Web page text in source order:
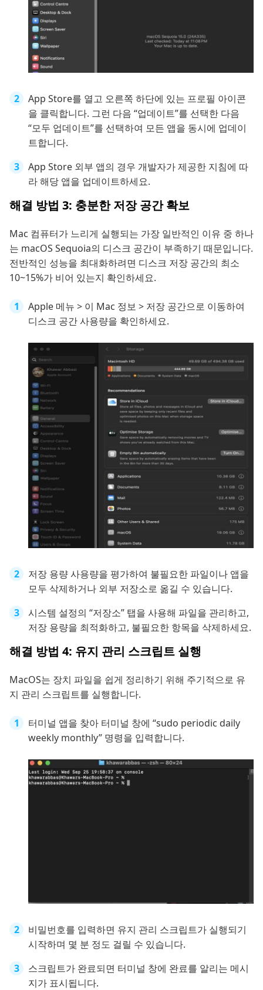
App Store를 열고 오른쪽 하단에 있는 프로필 아이콘
을 클릭합니다. 그런 다음 “업데이트”를 선택한 다음
“모두 업데이트”를 선택하여 모든 앱을 동시에 업데이
트합니다.
App Store 외부 앱의 경우 개발자가 제공한 지침에 따
라 해당 앱을 업데이트하세요.
해결 방법 3: 충분한 저장 공간 확보
Mac 컴퓨터가 느리게 실행되는 가장 일반적인 이유 중 하나
는 macOS Sequoia의 디스크 공간이 부족하기 때문입니다.
전반적인 성능을 최대화하려면 디스크 저장 공간의 최소
10~15%가 비어 있는지 확인하세요.
Apple 메뉴 > 이 Mac 정보 > 저장 공간으로 이동하여
디스크 공간 사용량을 확인하세요.
저장 용량 사용량을 평가하여 불필요한 파일이나 앱을
모두 삭제하거나 외부 저장소로 옮길 수 있습니다.
시스템 설정의 “저장소” 탭을 사용해 파일을 관리하고,
저장 용량을 최적화하고, 불필요한 항목을 삭제하세요.
해결 방법 4: 유지 관리 스크립트 실행
MacOS는 장치 파일을 쉽게 정리하기 위해 주기적으로 유
지 관리 스크립트를 실행합니다.
터미널 앱을 찾아 터미널 창에 “sudo periodic daily
weekly monthly” 명령을 입력합니다.
비밀번호를 입력하면 유지 관리 스크립트가 실행되기
시작하며 몇 분 정도 걸릴 수 있습니다.
스크립트가 완료되면 터미널 창에 완료를 알리는 메시
지가 표시됩니다.